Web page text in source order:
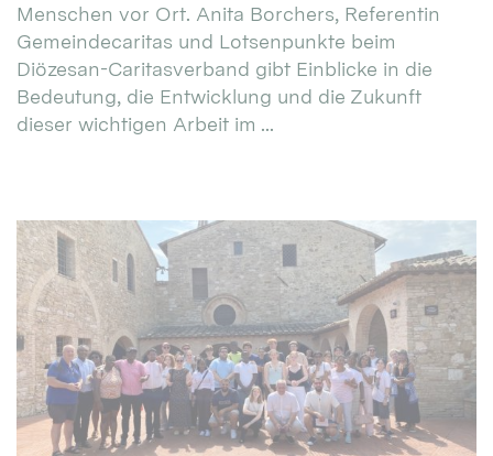
Menschen vor Ort. Anita Borchers, Referentin
Gemeindecaritas und Lotsenpunkte beim
Diözesan-Caritasverband gibt Einblicke in die
Bedeutung, die Entwicklung und die Zukunft
dieser wichtigen Arbeit im ...